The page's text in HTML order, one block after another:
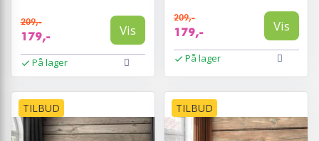
209,-
179,- Vis
På lager
209,-
179,- Vis
På lager
TILBUD TILBUD